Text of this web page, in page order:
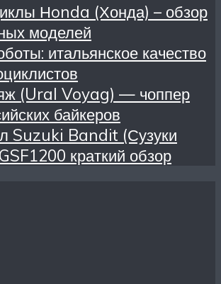
Нonda (Хонда) – обзор
моделей
итальянское качество
(Ural Voyag) — чоппер
байкеров
Suzuki Bandit (Сузуки
краткий обзор